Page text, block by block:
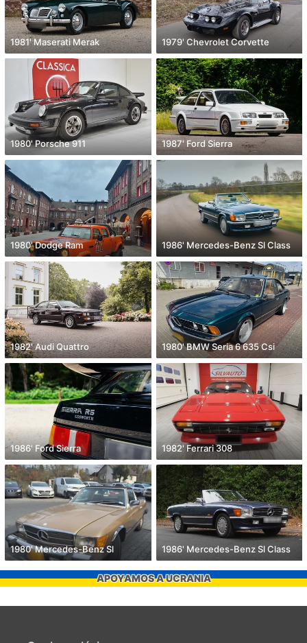
1981' Maserati Merak 1979' Chevrolet Corvette
1980' Porsche 911 1987' Ford Sierra
1980' Dodge Ram 1986' Mercedes-Benz Sl Class
1982' Audi Quattro 1980' BMW Seria 6 635 Csi
1986' Ford Sierra 1982' Ferrari 308
1980' Mercedes-Benz Sl 1986' Mercedes-Benz Sl Class
APOYAMOS A UCRANIA